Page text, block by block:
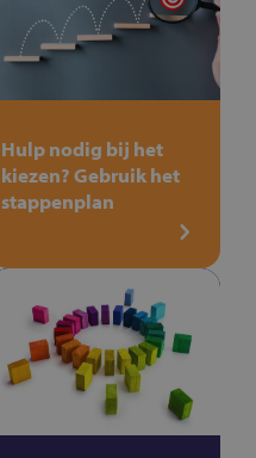
Hulp nodig bij het
kiezen? Gebruik het
stappenplan